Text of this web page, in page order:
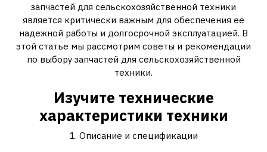
запчастей для сельскохозяйственной техники
является критически важным для обеспечения ее
надежной работы и долгосрочной эксплуатацией. В
этой статье мы рассмотрим советы и рекомендации
по выбору запчастей для сельскохозяйственной
техники.
Изучите технические
характеристики техники
1. Описание и спецификации